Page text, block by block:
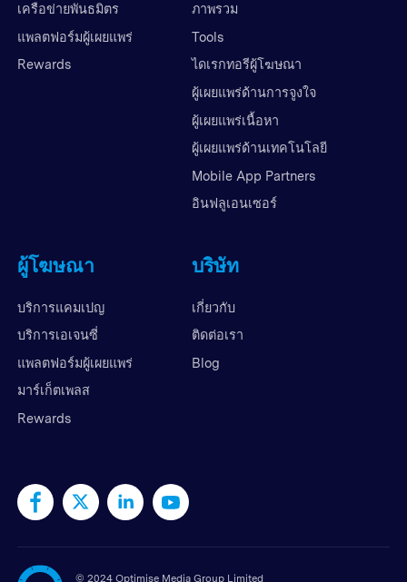
เครือข่ายพันธมิตร
แพลตฟอร์มผู้เผยแพร่
Rewards
ภาพรวม
Tools
ไดเรกทอรีผู้โฆษณา
ผู้เผยแพร่ด้านการจูงใจ
ผู้เผยแพร่เนื้อหา
ผู้เผยแพร่ด้านเทคโนโลยี
Mobile App Partners
อินฟลูเอนเซอร์
ผู้โฆษณา
บริการแคมเปญ
บริการเอเจนซี่
แพลตฟอร์มผู้เผยแพร่
มาร์เก็ตเพลส
Rewards
บริษัท
เกี่ยวกับ
ติดต่อเรา
Blog
© 2024 Optimise Media Group Limited